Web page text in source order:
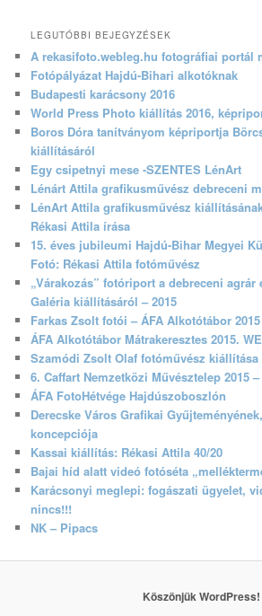
LEGUTÓBBI BEJEGYZÉSEK
A rekasifoto.webleg.hu fotográfiai portál
Fotópályázat Hajdú-Bihari alkotóknak
Budapesti karácsony 2016
World Press Photo kiállítás 2016,
Boros Dóra tanítványom képriportja
kiállításáról
Egy csipetnyi mese -SZENTES LénArt
Lénárt Attila grafikusművész debreceni
LénArt Attila grafikusművész
Rékasi Attila írása
15. éves jubileumi Hajdú-Bihar Megyei
Fotó: Rékasi Attila fotóművész
„Várakozás” fotóriport a debreceni agrár
Galéria kiállításáról – 2015
Farkas Zsolt fotói – ÁFA Alkotótábor 2015
ÁFA Alkotótábor Mátrakeresztes 2015.
Szamódi Zsolt Olaf fotóművész
6. Caffart Nemzetközi Művésztelep 2015
ÁFA FotoHétvége Hajdúszoboszlón
Derecske Város Grafikai
koncepciója
Kassai kiállítás: Rékasi Attila 40/20
Bajai híd alatt videó fotóséta
Karácsonyi meglepi: fogászati ügyelet,
nincs!!!
NK – Pipacs
Köszönjük WordPress!